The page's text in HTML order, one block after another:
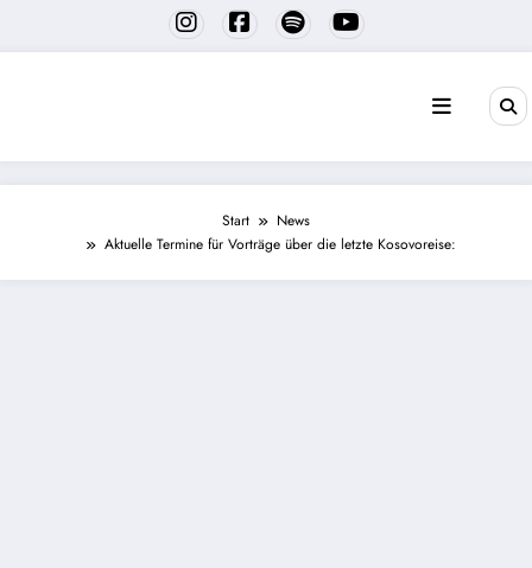
springen
Start
News
Aktuelle Termine für Vorträge über die letzte Kosovoreise: